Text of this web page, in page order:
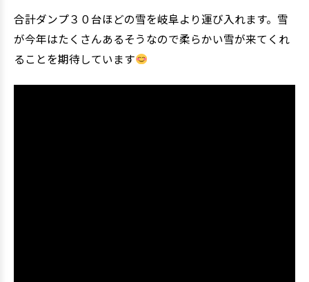
合計ダンプ３０台ほどの雪を岐阜より運び入れます。雪
が今年はたくさんあるそうなので柔らかい雪が来てくれ
ることを期待しています